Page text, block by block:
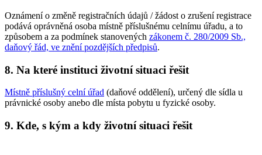
Oznámení o změně registračních údajů / žádost o zrušení registrace
podává oprávněná osoba místně příslušnému celnímu úřadu, a to
způsobem a za podmínek stanovených zákonem č. 280/2009 Sb.,
daňový řád, ve znění pozdějších předpisů.
8. Na které instituci životní situaci řešit
Místně příslušný celní úřad (daňové oddělení), určený dle sídla u
právnické osoby anebo dle místa pobytu u fyzické osoby.
9. Kde, s kým a kdy životní situaci řešit